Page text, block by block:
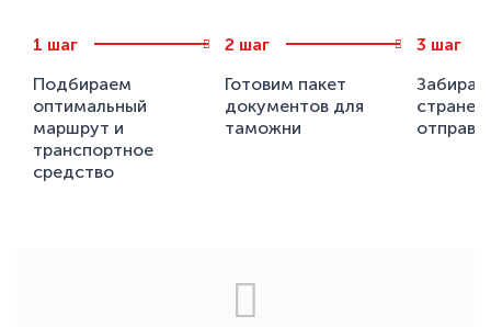
шаг
Подбираем
оптимальный
маршрут и
транспортное
средство
шаг
Готовим пакет
документов для
таможни
шаг
стране